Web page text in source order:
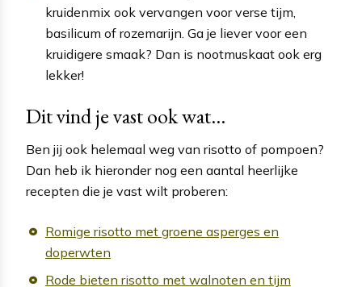
kruidenmix ook vervangen voor verse tijm,
basilicum of rozemarijn. Ga je liever voor een
kruidigere smaak? Dan is nootmuskaat ook erg
lekker!
Dit vind je vast ook wat...
Ben jij ook helemaal weg van risotto of pompoen?
Dan heb ik hieronder nog een aantal heerlijke
recepten die je vast wilt proberen:
Romige risotto met groene asperges en
doperwten
Rode bieten risotto met walnoten en tijm